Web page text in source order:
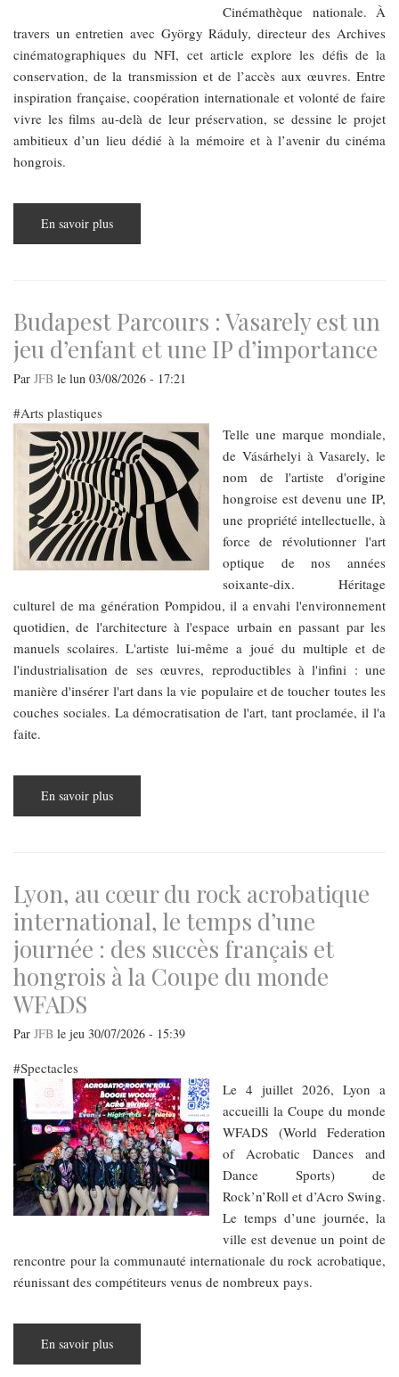
Cinémathèque nationale. À
travers un entretien avec György Ráduly, directeur des Archives
cinématographiques du NFI, cet article explore les défis de la
conservation, de la transmission et de l’accès aux œuvres. Entre
inspiration française, coopération internationale et volonté de faire
vivre les films au-delà de leur préservation, se dessine le projet
ambitieux d’un lieu dédié à la mémoire et à l’avenir du cinéma
hongrois.
En savoir plus
futur
dialogue
des
exemples
du
passé
et
du
présent
Budapest Parcours : Vasarely est un
jeu d’enfant et une IP d’importance
Par JFB le lun 03/08/2026 - 17:21
Arts plastiques
Telle une marque mondiale,
de Vásárhelyi à Vasarely, le
nom de l'artiste d'origine
hongroise est devenu une IP,
une propriété intellectuelle, à
force de révolutionner l'art
optique de nos années
soixante-dix. Héritage
culturel de ma génération Pompidou, il a envahi l'environnement
quotidien, de l'architecture à l'espace urbain en passant par les
manuels scolaires. L'artiste lui-même a joué du multiple et de
l'industrialisation de ses œuvres, reproductibles à l'infini : une
manière d'insérer l'art dans la vie populaire et de toucher toutes les
couches sociales. La démocratisation de l'art, tant proclamée, il l'a
faite.
En savoir plus
Parcours
d’enfant
et
une
IP
d’importance
Lyon, au cœur du rock acrobatique
international, le temps d’une
journée : des succès français et
hongrois à la Coupe du monde
WFADS
Par JFB le jeu 30/07/2026 - 15:39
Spectacles
Le 4 juillet 2026, Lyon a
accueilli la Coupe du monde
WFADS (World Federation
of Acrobatic Dances and
Dance Sports) de
Rock’n’Roll et d’Acro Swing.
Le temps d’une journée, la
ville est devenue un point de
rencontre pour la communauté internationale du rock acrobatique,
réunissant des compétiteurs venus de nombreux pays.
En savoir plus
au